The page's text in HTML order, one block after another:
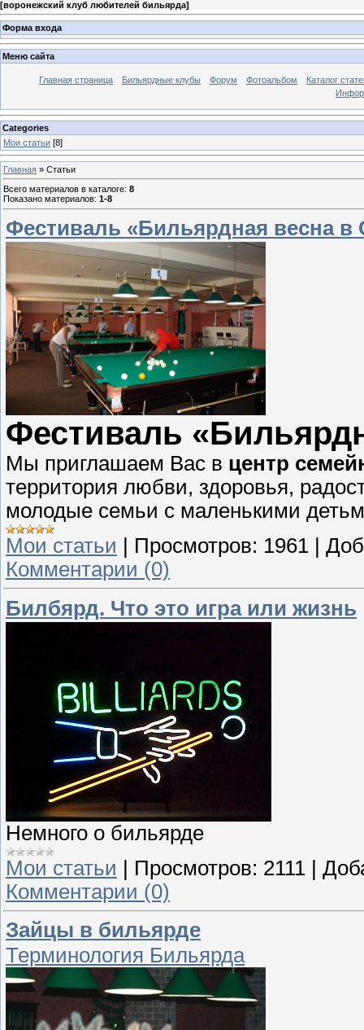
[воронежский клуб любителей бильярда]
Форма входа
Меню сайта
Главная страница Бильярдные клубы Форум Фотоальбом
Каталог
Categories
Мои статьи [8]
Главная » Статьи
Всего материалов в каталоге: 8
Показано материалов: 1-8
Фестиваль «Бильярдная весна в
Фестиваль
Мы приглашаем Вас в центр
территория любви, здоровья,
молодые семьи с маленькими
Мои статьи
Просмотров: 1961
Комментарии (0)
Билбярд. Что это игра или жизнь
Немного о бильярде
Мои статьи | Просмотров: 2111 |
Комментарии (0)
Зайцы в бильярде
Терминология Бильярда